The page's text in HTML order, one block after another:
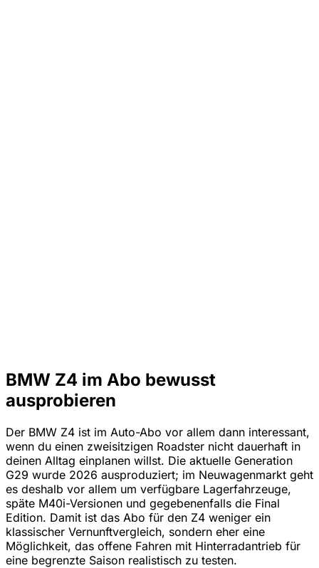
BMW Z4 im Abo bewusst
ausprobieren
Der BMW Z4 ist im Auto-Abo vor allem dann interessant,
wenn du einen zweisitzigen Roadster nicht dauerhaft in
deinen Alltag einplanen willst. Die aktuelle Generation
G29 wurde 2026 ausproduziert; im Neuwagenmarkt geht
es deshalb vor allem um verfügbare Lagerfahrzeuge,
späte M40i-Versionen und gegebenenfalls die Final
Edition. Damit ist das Abo für den Z4 weniger ein
klassischer Vernunftvergleich, sondern eher eine
Möglichkeit, das offene Fahren mit Hinterradantrieb für
eine begrenzte Saison realistisch zu testen.